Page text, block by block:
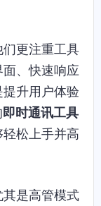
更注重工具
、快速响应
升用户体验
即时通讯工具
松上手并高
是高管模式